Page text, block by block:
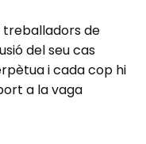
treballadors de
del seu cas
i cada cop hi
a la vaga